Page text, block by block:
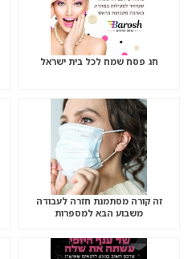
חג פסח שמח לכל בית ישראל
זה קורה מסתמנת חזרה לעבודה
משבוע הבא למספרות